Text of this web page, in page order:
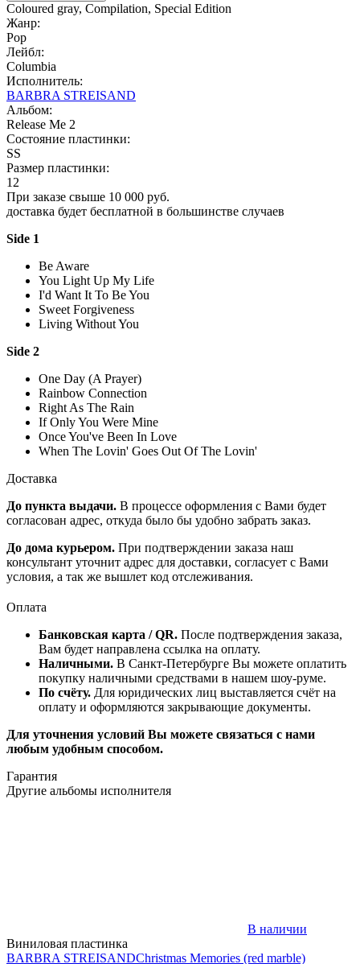
Coloured gray, Compilation, Special Edition
Жанр:
Pop
Лейбл:
Columbia
Исполнитель:
BARBRA STREISAND
Альбом:
Release Me 2
Состояние пластинки:
SS
Размер пластинки:
12
При заказе свыше 10 000 руб.
доставка будет бесплатной в большинстве случаев
Side 1
Be Aware
You Light Up My Life
I'd Want It To Be You
Sweet Forgiveness
Living Without You
Side 2
One Day (A Prayer)
Rainbow Connection
Right As The Rain
If Only You Were Mine
Once You've Been In Love
When The Lovin' Goes Out Of The Lovin'
Доставка
До пункта выдачи. В процессе оформления с Вами будет
согласован адрес, откуда было бы удобно забрать заказ.
До дома курьером. При подтверждении заказа наш
консультант уточнит адрес для доставки, согласует с Вами
условия, а так же вышлет код отслеживания.
Оплата
Банковская карта / QR. После подтверждения заказа,
Вам будет направлена ссылка на оплату.
Наличными. В Санкт-Петербурге Вы можете оплатить
покупку наличными средствами в нашем шоу-руме.
По счёту. Для юридических лиц выставляется счёт на
оплату и оформляются закрывающие документы.
Для уточнения условий Вы можете связаться с нами
любым удобным способом.
Гарантия
Другие альбомы исполнителя
В наличии
Виниловая пластинка
BARBRA STREISANDChristmas Memories (red marble)